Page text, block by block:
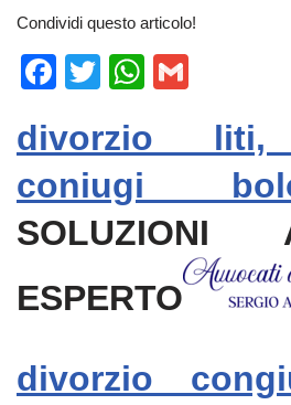
Condividi questo articolo!
F
c
e
b
o
o
k
T
tt
er
W
at
A
p
p
ail
divorzio liti,
coniugi
SOLUZIONI
ESPERTO
divorzio